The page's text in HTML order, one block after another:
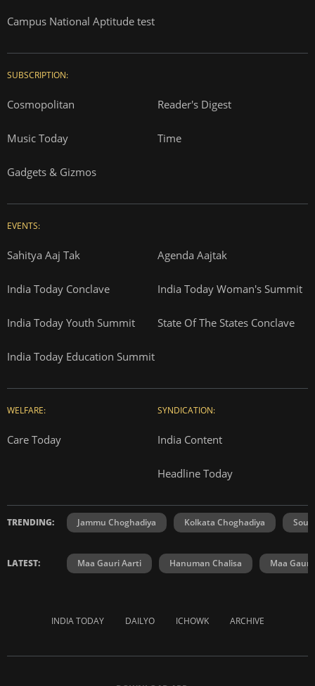
Campus National Aptitude test
SUBSCRIPTION:
Cosmopolitan Reader's Digest
Music Today Time
Gadgets & Gizmos
EVENTS:
Sahitya Aaj Tak Agenda Aajtak
India Today Conclave India Today Woman's Summit
India Today Youth Summit State Of The States Conclave
India Today Education Summit
WELFARE:
Care Today
SYNDICATION:
India Content
Headline Today
TRENDING: Jammu Choghadiya Kolkata Choghadiya
LATEST: Maa Gauri Aarti Hanuman Chalisa Maa Gauri
INDIA TODAY DAILYO ICHOWK ARCHIVE